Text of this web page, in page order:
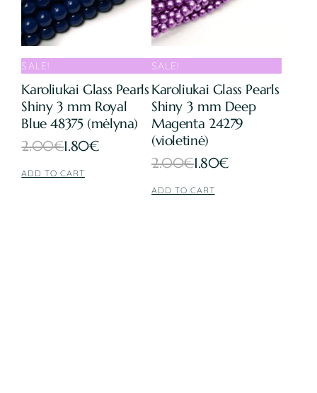
SALE!
Karoliukai Glass Pearls
Shiny 3 mm Royal
Blue 48375 (mėlyna)
2.00€
Original
price
1.80€
Current
price
ADD TO CART
SALE!
Karoliukai Glass Pearls
Shiny 3 mm Deep
Magenta 24279
(violetinė)
2.00€
Original
price
1.80€
Current
price
ADD TO CART